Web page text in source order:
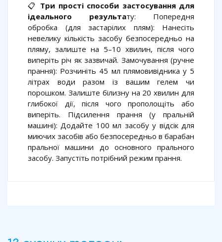
📋 Три прості способи застосування для
ідеального результату: Попередня
обробка (для застарілих плям): Нанесіть
невелику кількість засобу безпосередньо на
пляму, залиште на 5–10 хвилин, після чого
виперіть річ як зазвичай. Замочування (ручне
прання): Розчиніть 45 мл плямовивідника у 5
літрах води разом із вашим гелем чи
порошком. Залиште білизну на 20 хвилин для
глибокої дії, після чого прополощіть або
виперіть. Підсилення прання (у пральній
машині): Додайте 100 мл засобу у відсік для
миючих засобів або безпосередньо в барабан
пральної машини до основного прального
засобу. Запустіть потрібний режим прання.